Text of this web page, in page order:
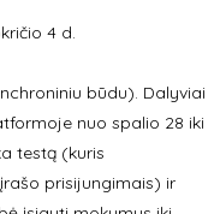
4 d.
būdu). Dalyviai
nuo spalio 28 iki
testą (kuris
prisijungimais) ir